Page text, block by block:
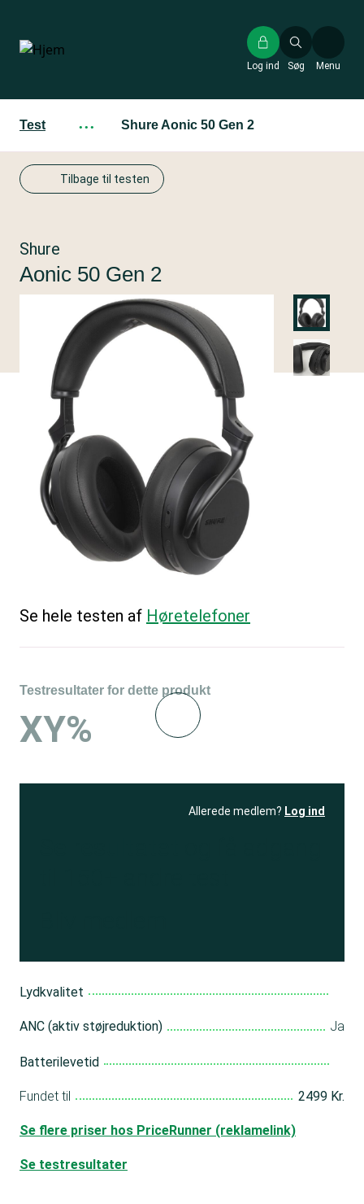
hovedindhold
Søg
Log ind Menu
Test ··· Shure Aonic 50 Gen 2
Tilbage til testen
Shure
Aonic 50 Gen 2
Se hele testen af Høretelefoner
Testresultater for dette produkt
XY%
Allerede medlem? Log ind
Lydkvalitet
ANC (aktiv støjreduktion) Ja
Batterilevetid
Fundet til 2499 Kr.
Se flere priser hos PriceRunner (reklamelink)
Se testresultater